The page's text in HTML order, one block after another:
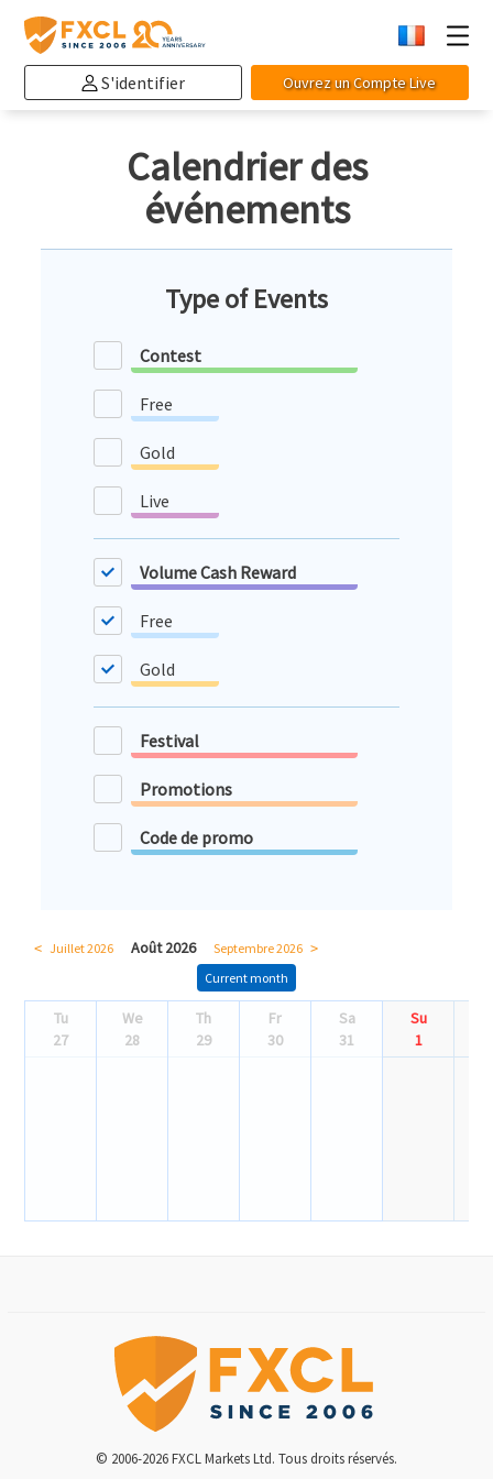
S'identifier Ouvrez un Compte Live
Calendrier des
événements
Type of Events
Contest
Free
Gold
Live
Volume Cash Reward
Free
Gold
Festival
Promotions
Code de promo
< Juillet 2026 Août 2026 Septembre 2026>
Current month
Tu
27
We
28
Th
29
Fr
30
Sa
31
Su
1
© 2006-2026 FXCL Markets Ltd. Tous droits réservés.